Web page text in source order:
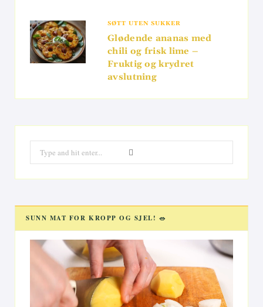
SØTT UTEN SUKKER
Glødende ananas med
chili og frisk lime –
Fruktig og krydret
avslutning
for:
SUNN MAT FOR KROPP OG SJEL! 🥗
Videoavspiller